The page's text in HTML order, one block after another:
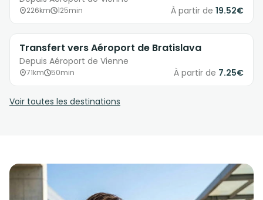
226km 125min À partir de 19.52€
Transfert vers Aéroport de Bratislava
Depuis Aéroport de Vienne
71km 50min À partir de 7.25€
Voir toutes les destinations